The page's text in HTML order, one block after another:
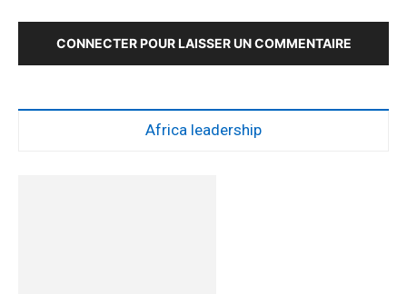
CONNECTER POUR LAISSER UN COMMENTAIRE
Africa leadership